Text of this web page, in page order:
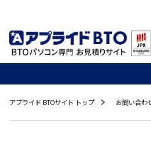
アプライド BTOサイト トップ お問い合わ